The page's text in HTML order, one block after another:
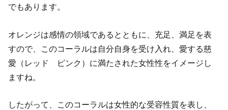
でもあります。
オレンジは感情の領域であるとともに、充足、満足を表
すので、このコーラルは自分自身を受け入れ、愛する慈
愛（レッド ピンク）に満たされた女性性をイメージし
ますね。
したがって、このコーラルは女性的な受容性質を表し、